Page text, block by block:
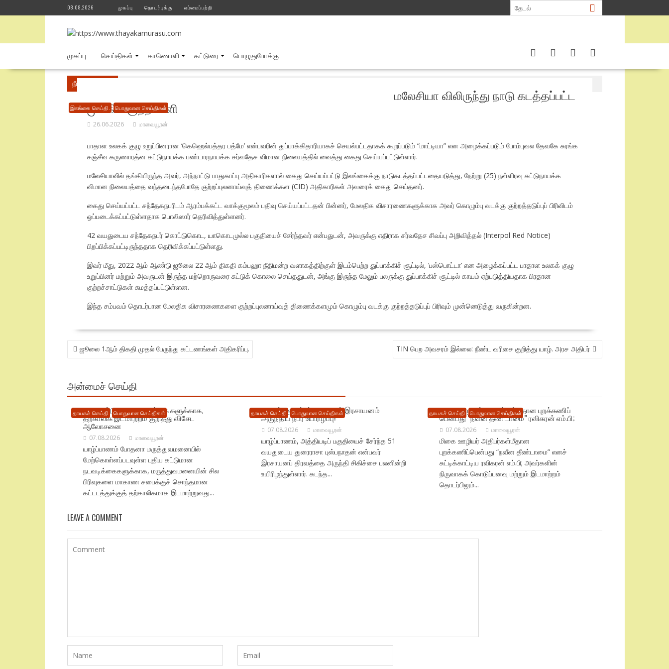
to
08.08.2026 முகப்பு தொடர்புக்கு எம்மைப்பற்றி
முகப்பு செய்திகள் காணொளி கட்டுரை பொழுதுபோக்கு
நீங்கள் இங்கே
இலங்கை செய்தி. பொதுவான செய்திகள்
மலேசியா விலிருந்து நாடு கடத்தப்பட்ட
முக்கிய குற்றவாளி
26.06.2026 மாவையூரன்
பாதாள உலகக் குழு உறுப்பினரான ‘கெஹெல்பத்தர பத்மே’ என்பவரின் துப்பாக்கிதாரியாகச் செயல்பட்டதாகக் கூறப்படும் “மாட்டியா” என அழைக்கப்படும் போம்புவல தேவகே சுரங்க
சஞ்சீவ கருணாரத்ன கட்டுநாயக்க பண்டாரநாயக்க சர்வதேச விமான நிலையத்தில் வைத்து கைது செய்யப்பட்டுள்ளார்.
மலேசியாவில் தங்கியிருந்த அவர், அந்நாட்டு பாதுகாப்பு அதிகாரிகளால் கைது செய்யப்பட்டு இலங்கைக்கு நாடுகடத்தப்பட்டதையடுத்து, நேற்று (25) நள்ளிரவு கட்டுநாயக்க
விமான நிலையத்தை வந்தடைந்தபோதே குற்றப்புலனாய்வுத் திணைக்கள (CID) அதிகாரிகள் அவரைக் கைது செய்தனர்.
கைது செய்யப்பட்ட சந்தேகநபரிடம் ஆரம்பக்கட்ட வாக்குமூலம் பதிவு செய்யப்பட்டதன் பின்னர், மேலதிக விசாரணைகளுக்காக அவர் கொழும்பு வடக்கு குற்றத்தடுப்புப் பிரிவிடம்
ஒப்படைக்கப்பட்டுள்ளதாக பொலிஸார் தெரிவித்துள்ளனர்.
42 வயதுடைய சந்தேகநபர் கொட்டுகொட, யாகொடமுல்ல பகுதியைச் சேர்ந்தவர் என்பதுடன், அவருக்கு எதிராக சர்வதேச சிவப்பு அறிவித்தல் (Interpol Red Notice)
பிறப்பிக்கப்பட்டிருந்ததாக தெரிவிக்கப்பட்டுள்ளது.
இவர் மீது, 2022 ஆம் ஆண்டு ஜூலை 22 ஆம் திகதி கம்பஹா நீதிமன்ற வளாகத்திற்குள் இடம்பெற்ற துப்பாக்கிச் சூட்டில், ‘பஸ்பொட்டா’ என அழைக்கப்பட்ட பாதாள உலகக் குழு
உறுப்பினர் மற்றும் அவருடன் இருந்த மற்றொருவரை சுட்டுக் கொலை செய்ததுடன், அங்கு இருந்த மேலும் பலருக்கு துப்பாக்கிச் சூட்டில் காயம் ஏற்படுத்தியதாக பிரதான
குற்றச்சாட்டுகள் சுமத்தப்பட்டுள்ளன.
இந்த சம்பவம் தொடர்பான மேலதிக விசாரணைகளை குற்றப்புலனாய்வுத் திணைக்களமும் கொழும்பு வடக்கு குற்றத்தடுப்புப் பிரிவும் முன்னெடுத்து வருகின்றன.
POST
NAVIGATION
ஜூலை 1ஆம் திகதி முதல் பேருந்து கட்டணங்கள் அதிகரிப்பு. TIN பெற அவசரம் இல்லை: நீண்ட வரிசை குறித்து யாழ். அரச அதிபர்
அன்மைச் செய்தி
தாயகச் செய்தி பொதுவான செய்திகள்
புதிய கட்டுமான நடவடிக்கை களுக்காக,
தற்காலிக இடமாற்றம் குறித்து விசேட
ஆலோசனை
07.08.2026 மாவையூரன்
யாழ்ப்பாணம் போதனா மருத்துவமனையில்
மேற்கொள்ளப்படவுள்ள புதிய கட்டுமான
நடவடிக்கைகளுக்காக, மருத்துவமனையின் சில
பிரிவுகளை மாகாண சபைக்குச் சொந்தமான
கட்டடத்துக்குத் தற்காலிகமாக இடமாற்றுவது...
தாயகச் செய்தி பொதுவான செய்திகள்
யாழில் : குடும்பப் தகராறால் இரசாயனம்
அருந்திய நபர் உயிரிழப்பு!
07.08.2026 மாவையூரன்
யாழ்ப்பாணம், அத்தியடிப் பகுதியைச் சேர்ந்த 51
வயதுடைய துரைராசா புஸ்பநாதன் என்பவர்
இரசாயனப் திரவத்தை அருந்தி சிகிச்சை பலனின்றி
உயிரிழந்துள்ளார். கடந்த...
தாயகச் செய்தி பொதுவான செய்திகள்
மிகை ஊழியர் அதிபர்கள்மீதான புறக்கணிப்
பென்பது “நவீன தீண் டாமை” ரவிகரன் எம்.பி;
07.08.2026 மாவையூரன்
மிகை ஊழியர் அதிபர்கள்மீதான
புறக்கணிப்பென்பது “நவீன தீண்டாமை” எனச்
சுட்டிக்காட்டிய ரவிகரன் எம்.பி; அவர்களின்
நிருவாகக் கொடுப்பனவு மற்றும் இடமாற்றம்
தொடர்பிலும்...
LEAVE A COMMENT